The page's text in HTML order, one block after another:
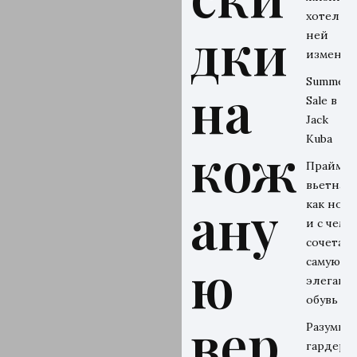
дки
на
кож
ану
ю
хотел
ней
Summer
Sale в
Jack
Kuba
Прайм-
как
и с чем
сочетать
самую
обувь